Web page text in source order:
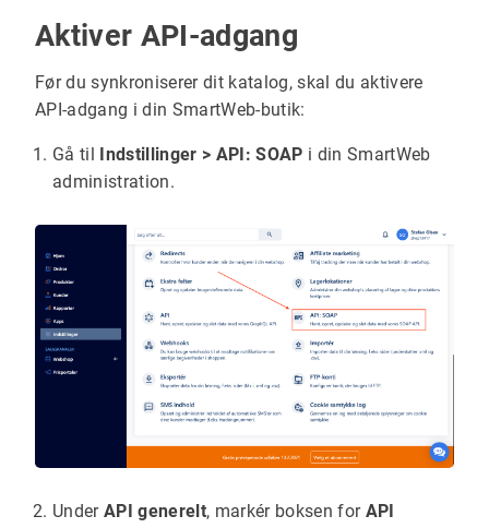
Aktiver API-adgang
Før du synkroniserer dit katalog, skal du aktivere
API-adgang i din SmartWeb-butik:
Gå til Indstillinger > API: SOAP i din SmartWeb
administration.
Under API generelt, markér boksen for API